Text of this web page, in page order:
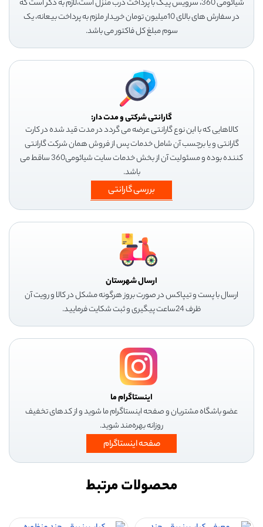
شیائومی 360، سرویس پیک با پرداخت درب منزل است،لازم به ذکر است که
در سفارش های بالای 10میلیون تومان خریدار ملزم به پرداخت بیعانه، یک
سوم مبلغ کل فاکتور می باشد.
گارانتی شرکتی و مدت دار:
کالاهایی که با این نوع گارانتی عرضه می گردد در مدت قید شده در کارت
گارانتی و یا برچسب آن شامل خدمات پس از فروش همان شرکت گارانتی
کننده بوده و مسئولیت آن از بخش خدمات سایت شیائومی360 ساقط می
باشد.
بررسی گارانتی
ارسال شهرستان
ارسال با پست و تیپاکس در صورت بروز هرگونه مشکل در کالا و رویت آن
ظرف 24ساعت پیگیری و ثبت شکایت فرمایید.
اینستاگرام ما
عضو باشگاه مشتریان و صفحه اینستاگرام ما شوید و از کدهای تخفیف
روزانه بهره‌مند شوید.
صفحه اینستاگرام
محصولات مرتبط